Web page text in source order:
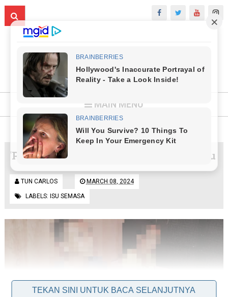
MAIN MENU
'Port' lelaki gila seks dekat KL diserbu
TUN CARLOS MARCH 08, 2024
LABELS: ISU SEMASA
TEKAN SINI UNTUK BACA SELANJUTNYA